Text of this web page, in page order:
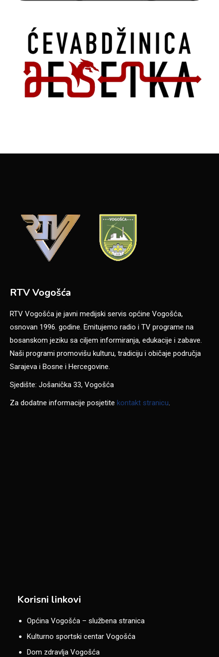
RTV Vogošća
RTV Vogošća je javni medijski servis općine Vogošća,
osnovan 1996. godine. Emitujemo radio i TV programe na
bosanskom jeziku sa ciljem informiranja, edukacije i zabave.
Naši programi promovišu kulturu, tradiciju i običaje područja
Sarajeva i Bosne i Hercegovine.
Sjedište: Jošanička 33, Vogošća
Za dodatne informacije posjetite kontakt stranicu.
Korisni linkovi
Općina Vogošća – službena stranica
Kulturno sportski centar Vogošća
Dom zdravlja Vogošća